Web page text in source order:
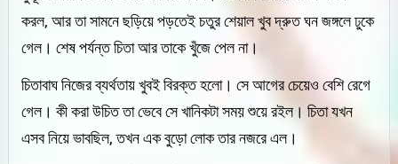
করল, আর তা সামনে ছড়িয়ে পড়তেই চতুর শেয়াল খুব দ্রুত ঘন জঙ্গলে ঢুকে
গেল। শেষ পর্যন্ত চিতা আর তাকে খুঁজে পেল না।
চিতাবাঘ নিজের ব্যর্থতায় খুবই বিরক্ত হলো। সে আগের চেয়েও বেশি রেগে
গেল। কী করা উচিত তা ভেবে সে খানিকটা সময় শুয়ে রইল। চিতা যখন
এসব নিয়ে ভাবছিল, তখন এক বুড়ো লোক তার নজরে এল।